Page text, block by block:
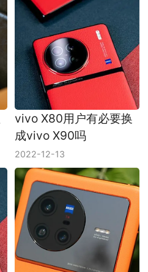
vivo X80用户有必要换
成vivo X90吗
2022-12-13